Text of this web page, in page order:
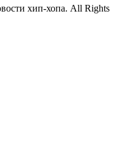
хип-хопа. All Rights